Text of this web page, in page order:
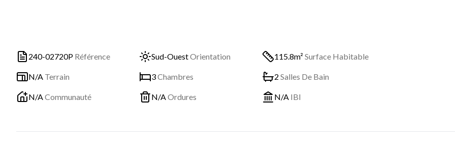
240-02720P Référence Sud-OuestOrientation 115.8m² Surface Habitable
N/A Terrain 3Chambres 2 Salles De Bain
N/ACommunauté N/AOrdures N/A IBI